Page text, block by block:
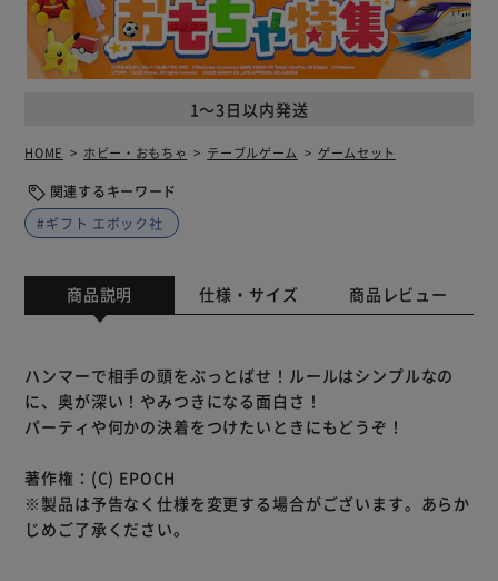
1～3日以内発送
HOME ホビー・おもちゃ テーブルゲーム ゲームセット
関連するキーワード
#ギフト エポック社
商品説明 仕様・サイズ 商品レビュー
ハンマーで相手の頭をぶっとばせ！ルールはシンプルなの
に、奥が深い！やみつきになる面白さ！
パーティや何かの決着をつけたいときにもどうぞ！
著作権：(C) EPOCH
※製品は予告なく仕様を変更する場合がございます。あらか
じめご了承ください。